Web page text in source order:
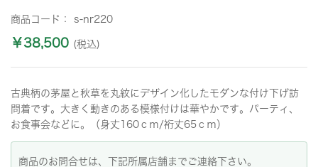
商品コード： s-nr220
￥38,500 (税込)
古典柄の茅屋と秋草を丸紋にデザイン化したモダンな付け下げ訪
問着です。大きく動きのある模様付けは華やかです。パーティ、
お食事会などに。（身丈160ｃｍ/裄丈65ｃｍ）
商品のお問合せは、下記所属店舗までご連絡下さい。